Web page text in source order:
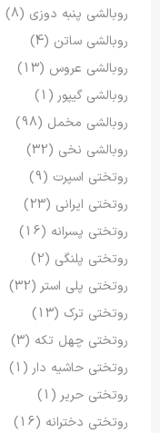
روبالشی پنبه دوزی (8)
روبالشی ساتن (4)
روبالشی عروس (13)
روبالشی گیپور (1)
روبالشی مخمل (98)
روبالشی نخی (32)
روتختی اسپرت (9)
روتختی ایرانی (23)
روتختی پسرانه (16)
روتختی پلنگی (2)
روتختی پلی استر (32)
روتختی ترک (13)
روتختی چهل تکه (3)
روتختی حاشیه دار (1)
روتختی حریر (1)
روتختی دخترانه (16)